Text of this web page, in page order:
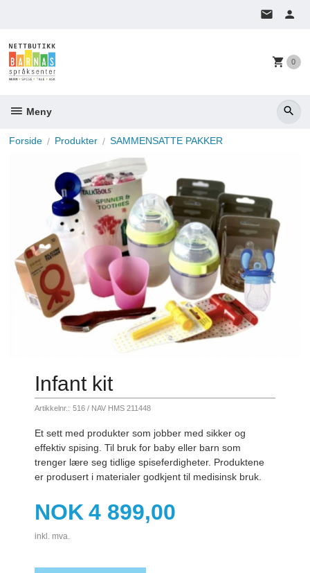
0
Meny
Forside Produkter SAMMENSATTE PAKKER
Infant kit
Artikkelnr.: 516 / NAV HMS 211448
Et sett med produkter som jobber med sikker og
effektiv spising. Til bruk for baby eller barn som
trenger lære seg tidlige spiseferdigheter. Produktene
er produsert i materialer godkjent til medisinsk bruk.
Pris
NOK 4 899,00
inkl. mva.